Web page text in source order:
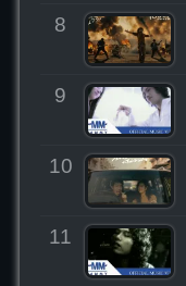
8
9
10
11